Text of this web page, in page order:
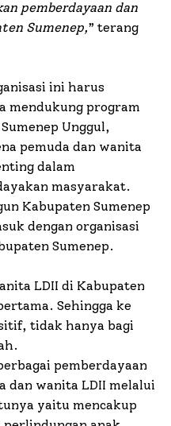
pemberdayaan dan
Sumenep,” terang
ini harus
mendukung program
Unggul,
pemuda dan wanita
dalam
masyarakat.
Kabupaten Sumenep
dengan organisasi
Sumenep.
LDII di Kabupaten
Sehingga ke
tidak hanya bagi
pemberdayaan
dan wanita LDII melalui
yaitu mencakup